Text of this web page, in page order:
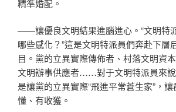
精準婚配。
——讓優良文明結果進腦進心。“文明特
哪些感化？”這是文明特派員們奔赴下層
目。黨的立異實際傳佈者、村落文明資
文明辦事供應者……對于文明特派員來
是讓黨的立異實際“飛進平常蒼生家”，
懂、有收獲。